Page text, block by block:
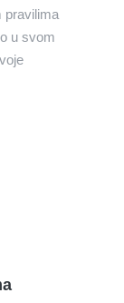
pravilima
u svom